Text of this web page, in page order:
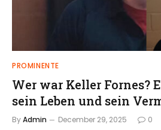
PROMINENTE
Wer war Keller Fornes?
sein Leben und sein
ByAdmin December 29, 2025 0